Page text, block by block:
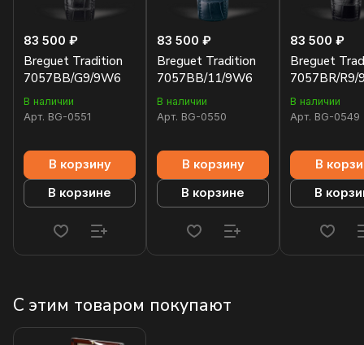
83 500 ₽
Breguet Tradition
7057BB/G9/9W6
В наличии
Арт. BG-0551
В корзину
В корзине
83 500 ₽
Breguet Tradition
7057BB/11/9W6
В наличии
Арт. BG-0550
В корзину
В корзине
83 500 ₽
Breguet
7057BR/R9/
В наличии
Арт. BG-0549
В
В
С этим товаром покупают